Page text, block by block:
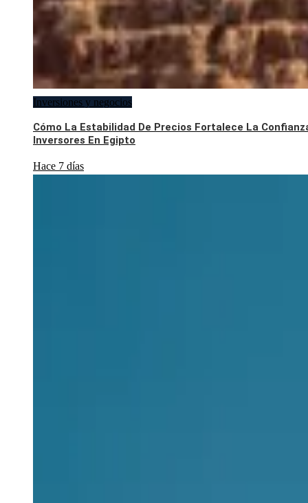
Inversiones y negocios
Cómo La Estabilidad De Precios Fortalece La
Inversores En Egipto
Hace 7 días